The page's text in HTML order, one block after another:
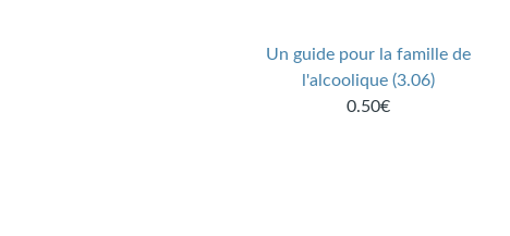
Un guide pour la famille de
l'alcoolique (3.06)
0.50€